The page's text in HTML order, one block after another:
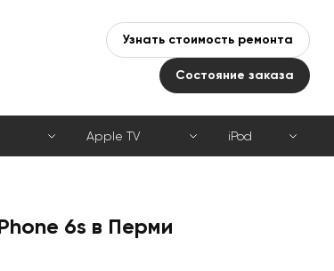
Узнать стоимость ремонта
Состояние заказа
Apple TV iPod
6s в Перми